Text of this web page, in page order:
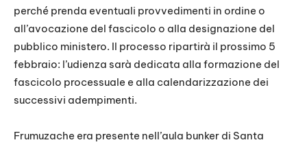
perché prenda eventuali provvedimenti in ordine o
all’avocazione del fascicolo o alla designazione del
pubblico ministero. Il processo ripartirà il prossimo 5
febbraio: l’udienza sarà dedicata alla formazione del
fascicolo processuale e alla calendarizzazione dei
successivi adempimenti.
Frumuzache era presente nell’aula bunker di Santa